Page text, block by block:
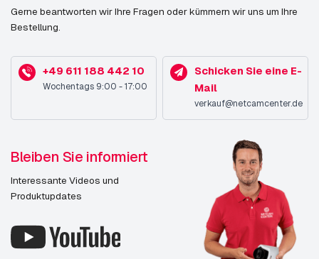
Gerne beantworten wir Ihre Fragen oder kümmern wir uns um Ihre
Bestellung.
+49 611 188 442 10
Wochentags 9:00 - 17:00
Schicken Sie eine E-
Mail
verkauf@netcamcenter.de
Bleiben Sie informiert
Interessante Videos und
Produktupdates